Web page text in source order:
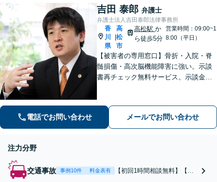
謝料請求】相手の動
きを予測しながら最
善の解決を模索しま
す。
なたの味方です。ご相談くだ
さい。
吉田 泰郎 弁護士
弁護士法人吉田泰郎法律事務所
香
川
県
高
松
市
高松駅 か
ら徒歩5分
営業時間：09:00~1
8:00（平日）
【被害者の専用窓口】骨折・入院・脊
髄損傷・高次脳機能障害に強い。示談
書再チェック無料サービス。示談金増
電話でお問い合わせ メールでお問い合わせ
注力分野
交通事故 事例10件 料金表有
【初回1時間相談無料】【高